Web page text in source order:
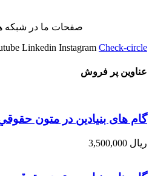
صفحات ما در شبکه
Linkedin Instagram Check-circle
عناوین پر فروش
گام های بنیادین در متون
ریال